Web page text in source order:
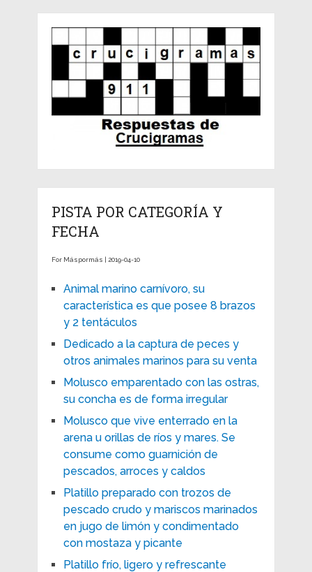
PISTA POR CATEGORÍA Y
FECHA
For Máspormás | 2019-04-10
Animal marino carnívoro, su
característica es que posee 8 brazos
y 2 tentáculos
Dedicado a la captura de peces y
otros animales marinos para su venta
Molusco emparentado con las ostras,
su concha es de forma irregular
Molusco que vive enterrado en la
arena u orillas de ríos y mares. Se
consume como guarnición de
pescados, arroces y caldos
Platillo preparado con trozos de
pescado crudo y mariscos marinados
en jugo de limón y condimentado
con mostaza y picante
Platillo frío, ligero y refrescante